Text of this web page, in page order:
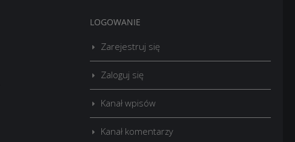
LOGOWANIE
Zarejestruj się
Zaloguj się
Kanał wpisów
Kanał komentarzy